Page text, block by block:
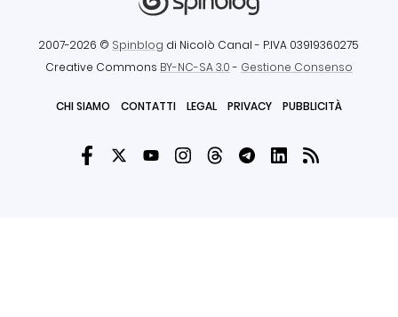
2007-2026 © Spinblog di Nicolò Canal - P.IVA 03919360275
Creative Commons BY-NC-SA 3.0- Gestione Consenso
CHI SIAMO CONTATTI LEGAL PRIVACY PUBBLICITÀ